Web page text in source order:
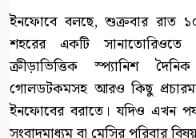
ইনফোবে বলছে, শুক্রবার রাত
শহরের একটি
ক্রীড়াভিত্তিক স্প্যানিশ
গোলডটকমসহ আরও কিছু
ইনফোবের বরাতে। যদিও এখন